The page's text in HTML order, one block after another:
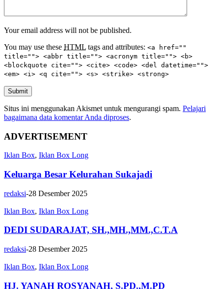
Your email address will not be published.
You may use these HTML tags and attributes: <a href=""
title=""> <abbr title=""> <acronym title=""> <b>
<blockquote cite=""> <cite> <code> <del datetime="">
<em> <i> <q cite=""> <s> <strike> <strong>
Submit
Situs ini menggunakan Akismet untuk mengurangi spam. Pelajari
bagaimana data komentar Anda diproses.
ADVERTISEMENT
Iklan Box, Iklan Box Long
Keluarga Besar Kelurahan Sukajadi
redaksi-28 Desember 2025
Iklan Box, Iklan Box Long
DEDI SUDARAJAT, SH.,MH.,MM.,C.T.A
redaksi-28 Desember 2025
Iklan Box, Iklan Box Long
HJ. YANAH ROSYANAH, S.PD.,M.PD